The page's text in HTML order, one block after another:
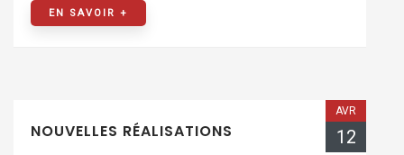
EN SAVOIR +
AVR
12
NOUVELLES RÉALISATIONS